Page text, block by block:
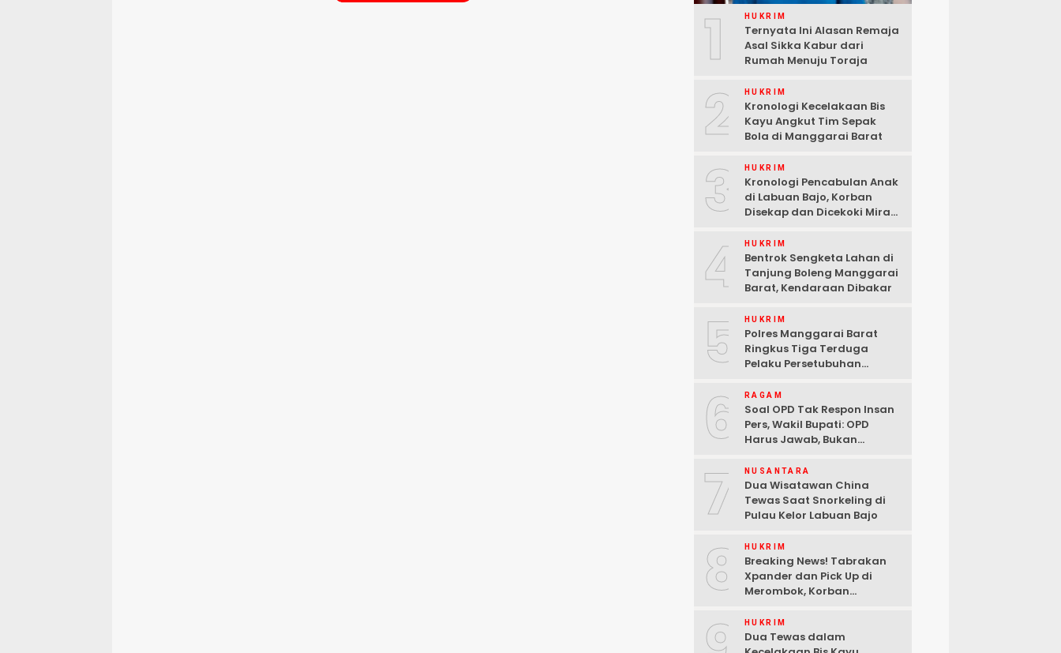
1 HUKRIM
Ternyata Ini Alasan Remaja
Asal Sikka Kabur dari
Rumah Menuju Toraja
2 HUKRIM
Kronologi Kecelakaan Bis
Kayu Angkut Tim Sepak
Bola di Manggarai Barat
3 HUKRIM
Kronologi Pencabulan Anak
di Labuan Bajo, Korban
Disekap dan Dicekoki Miras,
4 HUKRIM
Bentrok Sengketa Lahan di
Tanjung Boleng Manggarai
Barat, Kendaraan Dibakar
5 HUKRIM
Polres Manggarai Barat
Ringkus Tiga Terduga
Pelaku Persetubuhan
Bajo
6 RAGAM
Soal OPD Tak Respon Insan
Pers, Wakil Bupati: OPD
Harus Jawab, Bukan
7 NUSANTARA
Dua Wisatawan China
Tewas Saat Snorkeling di
Pulau Kelor Labuan Bajo
8 HUKRIM
Breaking News! Tabrakan
Xpander dan Pick Up di
Merombok, Korban
HUKRIM
Dua Tewas dalam